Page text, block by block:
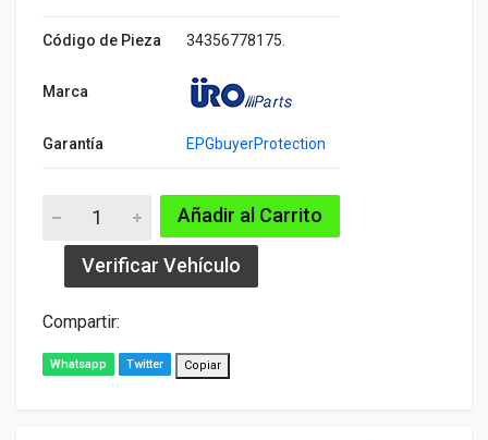
Código de Pieza 34356778175.
Marca
Garantía EPGbuyerProtection
Añadir al Carrito
Verificar Vehículo
Compartir:
Whatsapp Twitter Copiar